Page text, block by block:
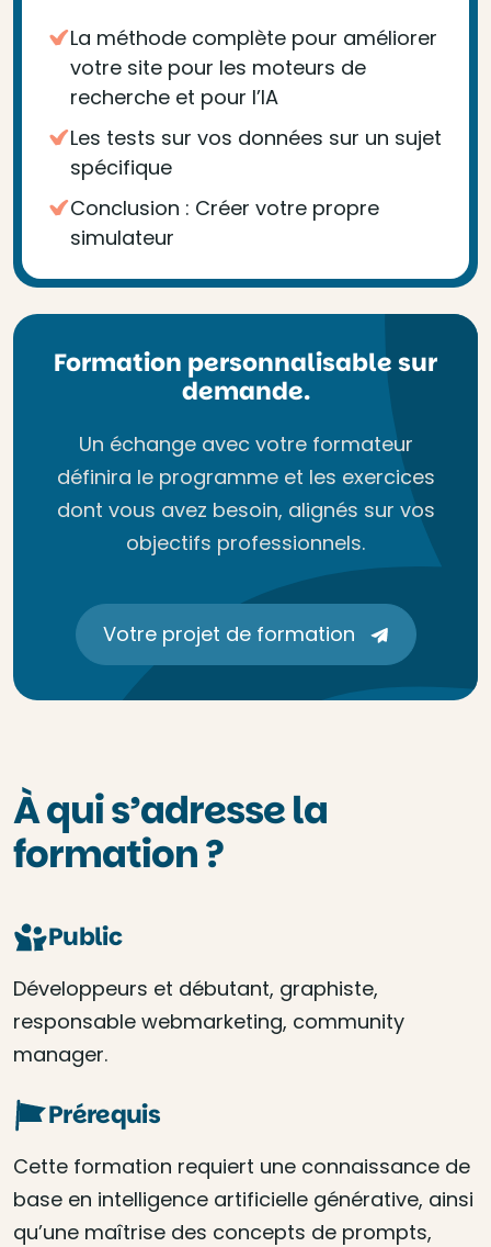
La méthode complète pour améliorer
votre site pour les moteurs de
recherche et pour l’IA
Les tests sur vos données sur un sujet
spécifique
Conclusion : Créer votre propre
simulateur
Formation personnalisable sur
demande.
Un échange avec votre formateur
définira le programme et les exercices
dont vous avez besoin, alignés sur vos
objectifs professionnels.
Votre projet de formation
À qui s’adresse la
formation ?
Public
Développeurs et débutant, graphiste,
responsable webmarketing, community
manager.
Prérequis
Cette formation requiert une connaissance de
base en intelligence artificielle générative, ainsi
qu’une maîtrise des concepts de prompts,